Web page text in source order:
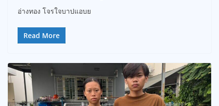
อ่างทอง โจรใจบาปแอบย
Read More